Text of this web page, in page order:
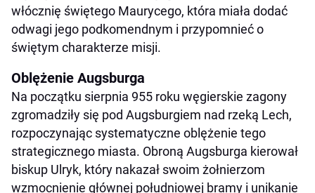
włócznię świętego Maurycego, która miała dodać
odwagi jego podkomendnym i przypomnieć o
świętym charakterze misji.
Oblężenie Augsburga
Na początku sierpnia 955 roku węgierskie zagony
zgromadziły się pod Augsburgiem nad rzeką Lech,
rozpoczynając systematyczne oblężenie tego
strategicznego miasta. Obroną Augsburga kierował
biskup Ulryk, który nakazał swoim żołnierzom
wzmocnienie głównej południowej bramy i unikanie